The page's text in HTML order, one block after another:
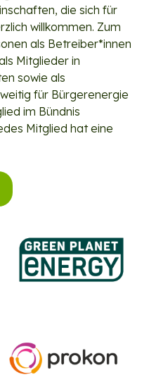
die sich für
willkommen. Zum
als Betreiber*innen
Mitglieder in
sowie als
für Bürgerenergie
im Bündnis
Mitglied hat eine